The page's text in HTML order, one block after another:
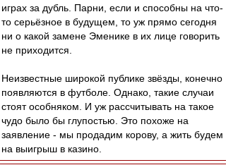
играх за дубль. Парни, если и способны на что-
то серьёзное в будущем, то уж прямо сегодня
ни о какой замене Эменике в их лице говорить
не приходится.
Неизвестные широкой публике звёзды, конечно
появляются в футболе. Однако, такие случаи
стоят особняком. И уж рассчитывать на такое
чудо было бы глупостью. Это похоже на
заявление - мы продадим корову, а жить будем
на выигрыш в казино.